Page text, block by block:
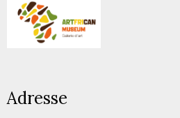
Adresse